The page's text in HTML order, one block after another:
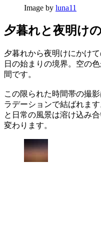
Image by luna11
夕暮れと夜明け
夕暮れから夜明けにかけ
日の始まりの境界。空の
間です。
この限られた時間帯の撮
ラデーションで結ばれま
と日常の風景は溶け込み
変わります。